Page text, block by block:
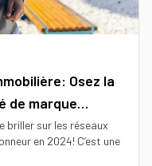
Osez la
de marque
briller sur les réseaux
en 2024! C’est une